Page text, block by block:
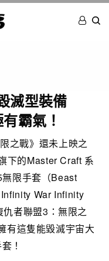
滅型裝備
霸氣！
之戰》還未上映之
下的Master Craft 系
限手套（Beast
War Infinity
者聯盟3：無限之
有這隻能毀滅宇宙大
！